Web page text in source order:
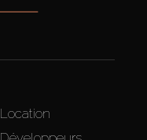
Location